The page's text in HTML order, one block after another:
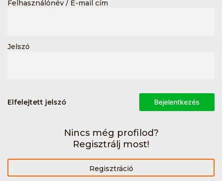
Felhasználónév / E-mail cím
Jelszó
Elfelejtett jelszó Bejelentkezés
Nincs még profilod?
Regisztrálj most!
Regisztráció